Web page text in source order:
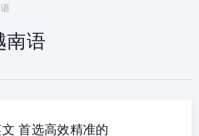
南语
首选高效精准的